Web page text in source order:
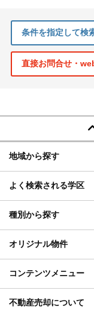
条件を指定して検
直接お問合せ・
地域から探す
よく検索される学区
種別から探す
オリジナル物件
コンテンツメニュー
不動産売却について